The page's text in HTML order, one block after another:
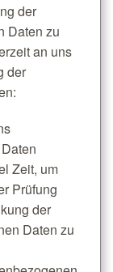
der
Daten zu
an uns
der
Zeit, um
Prüfung
der
Daten zu